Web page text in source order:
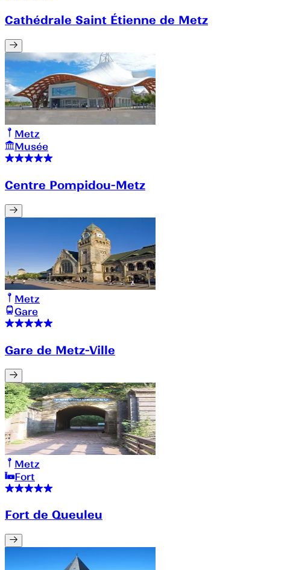
Cathédrale Saint Étienne de Metz
Metz
Musée
Centre Pompidou-Metz
Metz
Gare
Gare de Metz-Ville
Metz
Fort
Fort de Queuleu